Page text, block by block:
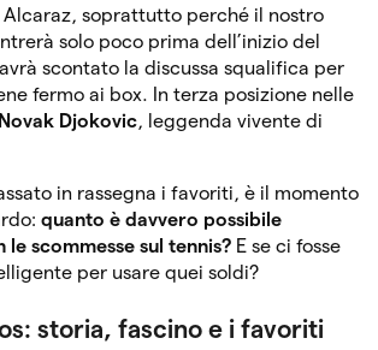
Alcaraz, soprattutto perché il nostro
solo poco prima dell’inizio del
scontato la discussa squalifica per
fermo ai box. In terza posizione nelle
Novak Djokovic, leggenda vivente di
in rassegna i favoriti, è il momento
quanto è davvero possibile
le scommesse sul tennis? E se ci fosse
per usare quei soldi?
storia, fascino e i favoriti